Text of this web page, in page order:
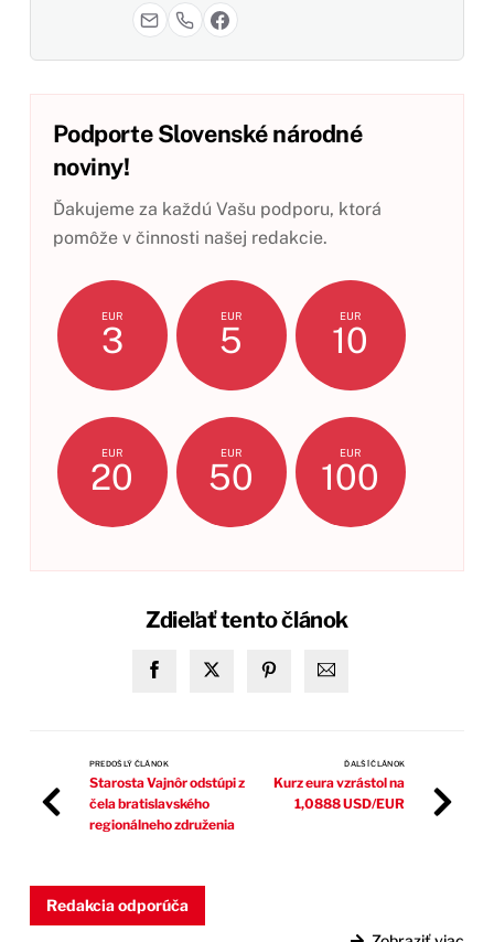
Podporte Slovenské národné
noviny!
Ďakujeme za každú Vašu podporu, ktorá
pomôže v činnosti našej redakcie.
EUR
3
EUR
5
EUR
10
EUR
20
EUR
50
EUR
100
Zdieľať tento článok
PREDOŠLÝ ČLÁNOK
Starosta Vajnôr odstúpi z
čela bratislavského
regionálneho združenia
ĎALŠÍ ČLÁNOK
Kurz eura vzrástol na
1,0888 USD/EUR
Redakcia odporúča